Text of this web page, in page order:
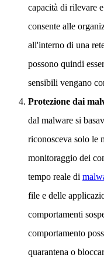
capacità di rilevare
consente alle
all'interno di una
possono quindi
sensibili vengano
Protezione dai
dal malware si
riconosceva solo le
monitoraggio dei
tempo reale di
file e delle
comportamenti
comportamento
quarantena o